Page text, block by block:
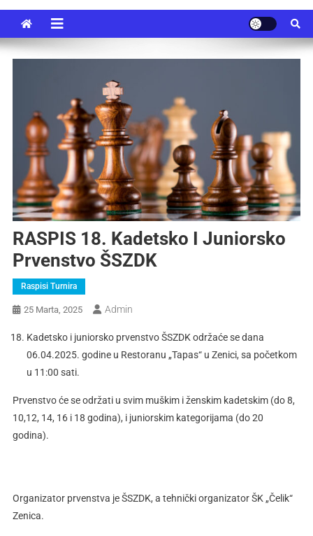
RASPIS 18. Kadetsko I Juniorsko
Prvenstvo ŠSZDK
Raspisi Turnira
25 Marta, 2025 Admin
Kadetsko i juniorsko prvenstvo ŠSZDK održaće se dana
06.04.2025. godine u Restoranu „Tapas“ u Zenici, sa početkom
u 11:00 sati.
Prvenstvo će se održati u svim muškim i ženskim kadetskim (do 8,
10,12, 14, 16 i 18 godina), i juniorskim kategorijama (do 20
godina).
Organizator prvenstva je ŠSZDK, a tehnički organizator ŠK „Čelik“
Zenica.